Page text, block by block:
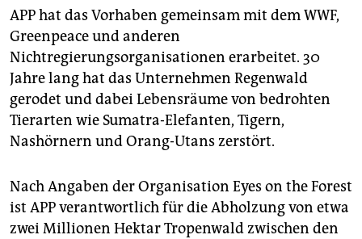
APP hat das Vorhaben gemeinsam mit dem WWF,
Greenpeace und anderen
Nichtregierungsorganisationen erarbeitet. 30
Jahre lang hat das Unternehmen Regenwald
gerodet und dabei Lebensräume von bedrohten
Tierarten wie Sumatra-Elefanten, Tigern,
Nashörnern und Orang-Utans zerstört.
Nach Angaben der Organisation Eyes on the Forest
ist APP verantwortlich für die Abholzung von etwa
zwei Millionen Hektar Tropenwald zwischen den